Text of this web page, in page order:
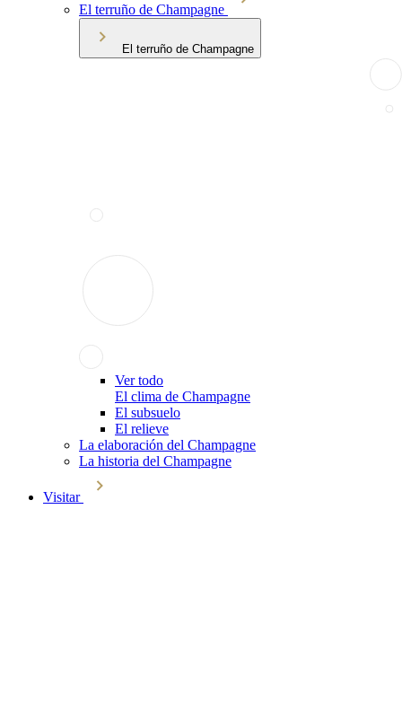
El terruño de Champagne
El terruño de Champagne
Ver todo
El clima de Champagne
El subsuelo
El relieve
La elaboración del Champagne
La historia del Champagne
Visitar